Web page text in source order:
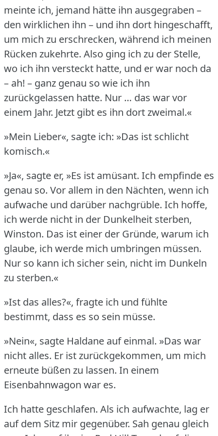
meinte ich, jemand hätte ihn ausgegraben –
den wirklichen ihn – und ihn dort hingeschafft,
um mich zu erschrecken, während ich meinen
Rücken zukehrte. Also ging ich zu der Stelle,
wo ich ihn versteckt hatte, und er war noch da
– ah! – ganz genau so wie ich ihn
zurückgelassen hatte. Nur … das war vor
einem Jahr. Jetzt gibt es ihn dort zweimal.«
»Mein Lieber«, sagte ich: »Das ist schlicht
komisch.«
»Ja«, sagte er, »Es ist amüsant. Ich empfinde es
genau so. Vor allem in den Nächten, wenn ich
aufwache und darüber nachgrüble. Ich hoffe,
ich werde nicht in der Dunkelheit sterben,
Winston. Das ist einer der Gründe, warum ich
glaube, ich werde mich umbringen müssen.
Nur so kann ich sicher sein, nicht im Dunkeln
zu sterben.«
»Ist das alles?«, fragte ich und fühlte
bestimmt, dass es so sein müsse.
»Nein«, sagte Haldane auf einmal. »Das war
nicht alles. Er ist zurückgekommen, um mich
erneute büßen zu lassen. In einem
Eisenbahnwagon war es.
Ich hatte geschlafen. Als ich aufwachte, lag er
auf dem Sitz mir gegenüber. Sah genau gleich